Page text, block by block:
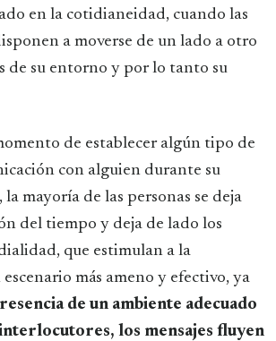
en la cotidianeidad, cuando las
a moverse de un lado a otro
de su entorno y por lo tanto su
de establecer algún tipo de
con alguien durante su
mayoría de las personas se deja
del tiempo y deja de lado los
que estimulan a la
más ameno y efectivo, ya
de un ambiente adecuado
los mensajes fluyen